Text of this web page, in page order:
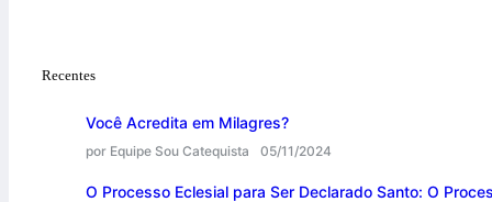
Recentes
Você Acredita em Milagres?
por Equipe Sou Catequista 05/11/2024
O Processo Eclesial para Ser Declarado Santo: O